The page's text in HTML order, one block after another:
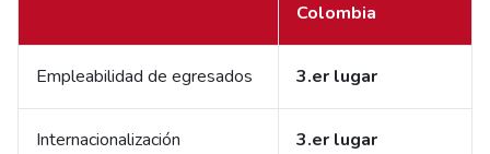
Colombia
Empleabilidad de egresados 3.er lugar
Internacionalización
3.er lugar